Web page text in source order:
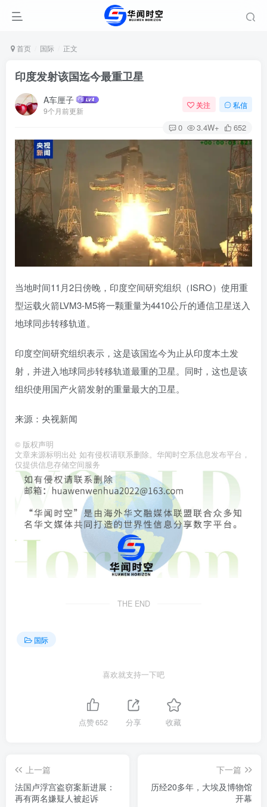
首页 国际 正文
印度发射该国迄今最重卫星
A车厘子
9个月前更新
关注 私信
0 3.4W+ 652
当地时间11月2日傍晚，印度空间研究组织（ISRO）使用重
型运载火箭LVM3-M5将一颗重量为4410公斤的通信卫星送入
地球同步转移轨道。
印度空间研究组织表示，这是该国迄今为止从印度本土发
射，并进入地球同步转移轨道最重的卫星。同时，这也是该
组织使用国产火箭发射的重量最大的卫星。
来源：央视新闻
© 版权声明
文章来源标明出处 如有侵权请联系删除。华闻时空系信息发布平台，
仅提供信息存储空间服务
THE END
国际
喜欢就支持一下吧
点赞652 分享 收藏
上一篇
法国卢浮宫盗窃案新进展：
再有两名嫌疑人被起诉
下一篇
历经20多年，大埃及博物馆
开幕